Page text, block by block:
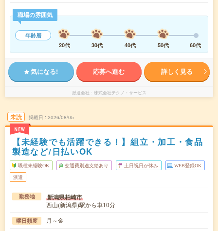
職場の雰囲気
年齢層
20代
30代 40代 50代 60代
気になる! 応募へ進む 詳しく見る
派遣会社 株式会社テクノ・サービス
未読
NEW
掲載日 2026/08/05
【未経験でも活躍できる！】組立・加工・食品
製造など/日払いOK
職種未経験OK 交通費別途支給あり 土日祝日が休み WEB登録OK
派遣
勤務地 新潟県柏崎市
西山(新潟県)駅から車10分
曜日頻度 月～金